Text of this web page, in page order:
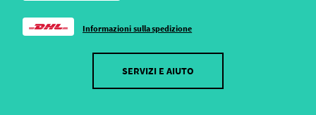
Informazioni sulla spedizione
SERVIZI E AIUTO